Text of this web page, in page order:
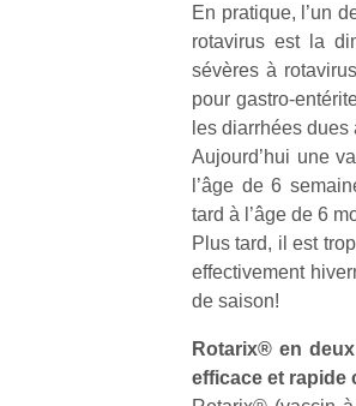
En pratique, l’un
rotavirus est la
sévères à
pour gastro-
les diarrhées dues
Aujourd’hui une
l’âge de 6
tard à l’âge de 6
Plus tard, il est
effectivement
de saison!
Rotarix® en
efficace et rapide